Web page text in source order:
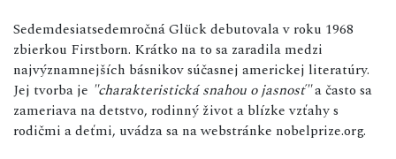
Sedemdesiatsedemročná Glück debutovala v roku 1968
zbierkou Firstborn. Krátko na to sa zaradila medzi
najvýznamnejších básnikov súčasnej americkej literatúry.
Jej tvorba je "charakteristická snahou o jasnosť"a často sa
zameriava na detstvo, rodinný život a blízke vzťahy s
rodičmi a deťmi, uvádza sa na webstránke nobelprize.org.